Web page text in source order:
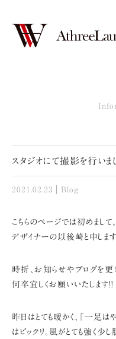
スタジオにて撮影を行いま
2021.02.23 Blog
こちらのページでは初めまして。
デザイナーの以後崎と申します
時折、お知らせやブログを更
何卒宜しくお願いいたします!!
昨日はとても暖かく、「一足
はビックリ。風がとても強く少